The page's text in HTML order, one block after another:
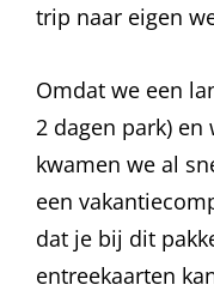
trip naar eigen
Omdat we een
2 dagen park)
kwamen we al
een
dat je bij dit
entreekaarten